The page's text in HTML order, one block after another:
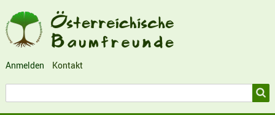
Benutzermenü
Anmelden Kontakt